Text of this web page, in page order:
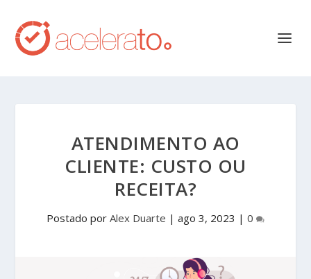
ATENDIMENTO AO
CLIENTE: CUSTO OU
RECEITA?
Postado por Alex Duarte | ago 3, 2023 | 0